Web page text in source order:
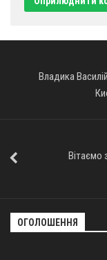
Владика
Вітаємо
ОГОЛОШЕННЯ